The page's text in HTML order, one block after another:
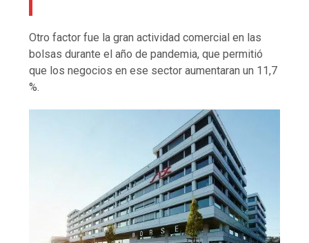
Otro factor fue la gran actividad comercial en las
bolsas durante el año de pandemia, que permitió
que los negocios en ese sector aumentaran un 11,7
%.